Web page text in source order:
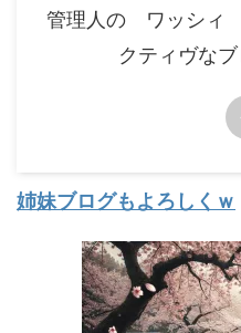
管理人の ワッシィ
クティヴなブ
姉妹ブログもよろしくｗ